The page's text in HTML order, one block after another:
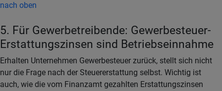
nach oben
5. Für Gewerbetreibende: Gewerbesteuer-
Erstattungszinsen sind Betriebseinnahme
Erhalten Unternehmen Gewerbesteuer zurück, stellt sich nicht
nur die Frage nach der Steuererstattung selbst. Wichtig ist
auch, wie die vom Finanzamt gezahlten Erstattungszinsen